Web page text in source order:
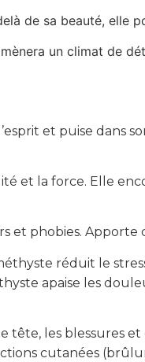
de sa beauté, elle
un climat de
et puise dans
et la force. Elle
et phobies. Apporte
réduit le
apaise les
tête, les blessures
cutanées